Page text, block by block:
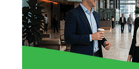
segurança. Cada
foi pensado para
proporcionar